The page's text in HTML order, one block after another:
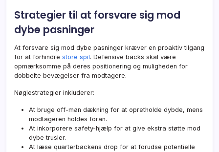
Strategier til at forsvare sig mod
dybe pasninger
At forsvare sig mod dybe pasninger kræver en proaktiv tilgang
for at forhindre store spil. Defensive backs skal være
opmærksomme på deres positionering og muligheden for
dobbelte bevægelser fra modtagere.
Nøglestrategier inkluderer:
At bruge off-man dækning for at opretholde dybde, mens
modtageren holdes foran.
At inkorporere safety-hjælp for at give ekstra støtte mod
dybe trusler.
At læse quarterbackens drop for at forudse potentielle